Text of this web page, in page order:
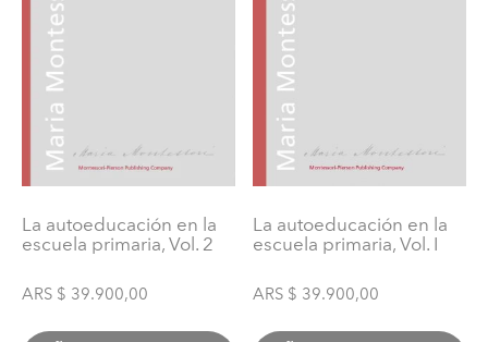
La autoeducación en la
escuela primaria, Vol. 2
ARS $ 39.900,00
La autoeducación en la
escuela primaria, Vol. I
ARS $ 39.900,00